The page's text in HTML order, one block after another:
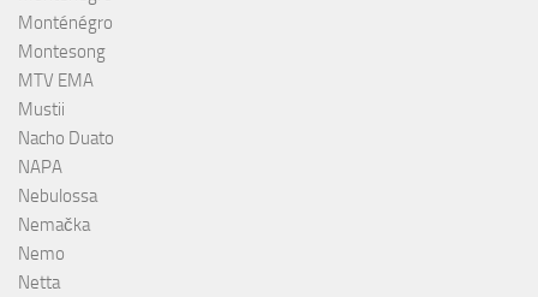
Monténégro
Montesong
MTV EMA
Mustii
Nacho Duato
NAPA
Nebulossa
Nemačka
Nemo
Netta